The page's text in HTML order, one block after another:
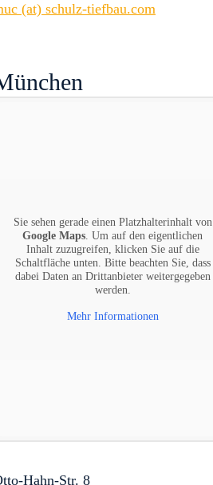
(at) schulz-tiefbau.com
Sie sehen gerade einen Platzhalterinhalt von
Google Maps. Um auf den eigentlichen
Inhalt zuzugreifen, klicken Sie auf die
Schaltfläche unten. Bitte beachten Sie, dass
dabei Daten an Drittanbieter weitergegeben
werden.
Mehr Informationen
Hahn-Str. 8